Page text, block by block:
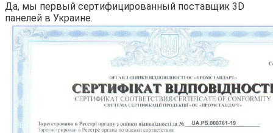
Да, мы первый сертифицированный поставщик 3D
панелей в Украине.